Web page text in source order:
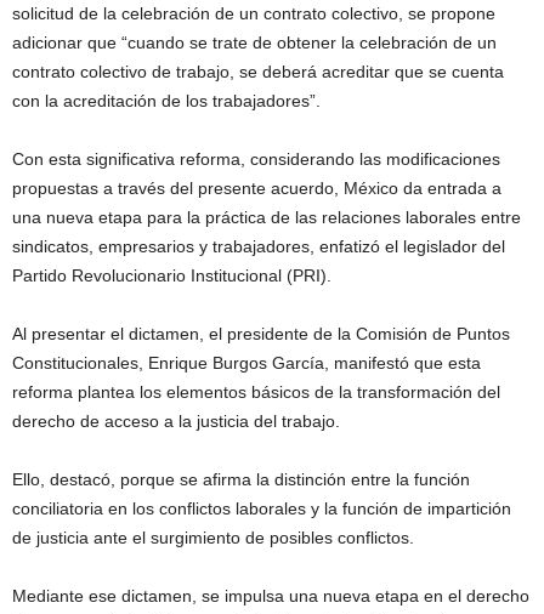
solicitud de la celebración de un contrato colectivo, se propone
adicionar que “cuando se trate de obtener la celebración de un
contrato colectivo de trabajo, se deberá acreditar que se cuenta
con la acreditación de los trabajadores”.
Con esta significativa reforma, considerando las modificaciones
propuestas a través del presente acuerdo, México da entrada a
una nueva etapa para la práctica de las relaciones laborales entre
sindicatos, empresarios y trabajadores, enfatizó el legislador del
Partido Revolucionario Institucional (PRI).
Al presentar el dictamen, el presidente de la Comisión de Puntos
Constitucionales, Enrique Burgos García, manifestó que esta
reforma plantea los elementos básicos de la transformación del
derecho de acceso a la justicia del trabajo.
Ello, destacó, porque se afirma la distinción entre la función
conciliatoria en los conflictos laborales y la función de impartición
de justicia ante el surgimiento de posibles conflictos.
Mediante ese dictamen, se impulsa una nueva etapa en el derecho